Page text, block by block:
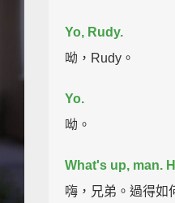
Yo, Rudy.
呦，Rudy。
Yo.
呦。
What's up, man.
嗨，兄弟。過得如